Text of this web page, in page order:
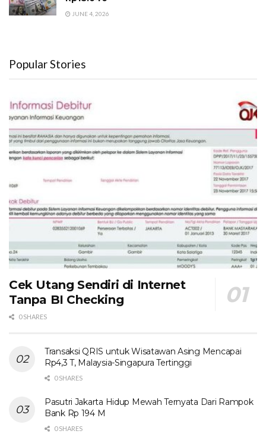
JUNE 4, 2026
Popular Stories
Cek Utang Sendiri di Internet
Tanpa BI Checking
0 SHARES
Transaksi QRIS untuk Wisatawan Asing Mencapai
Rp4,3 T, Malaysia-Singapura Tertinggi
0 SHARES
Pasutri Jakarta Hidup Mewah Ternyata Dari Rampok
Bank Rp 194 M
0 SHARES